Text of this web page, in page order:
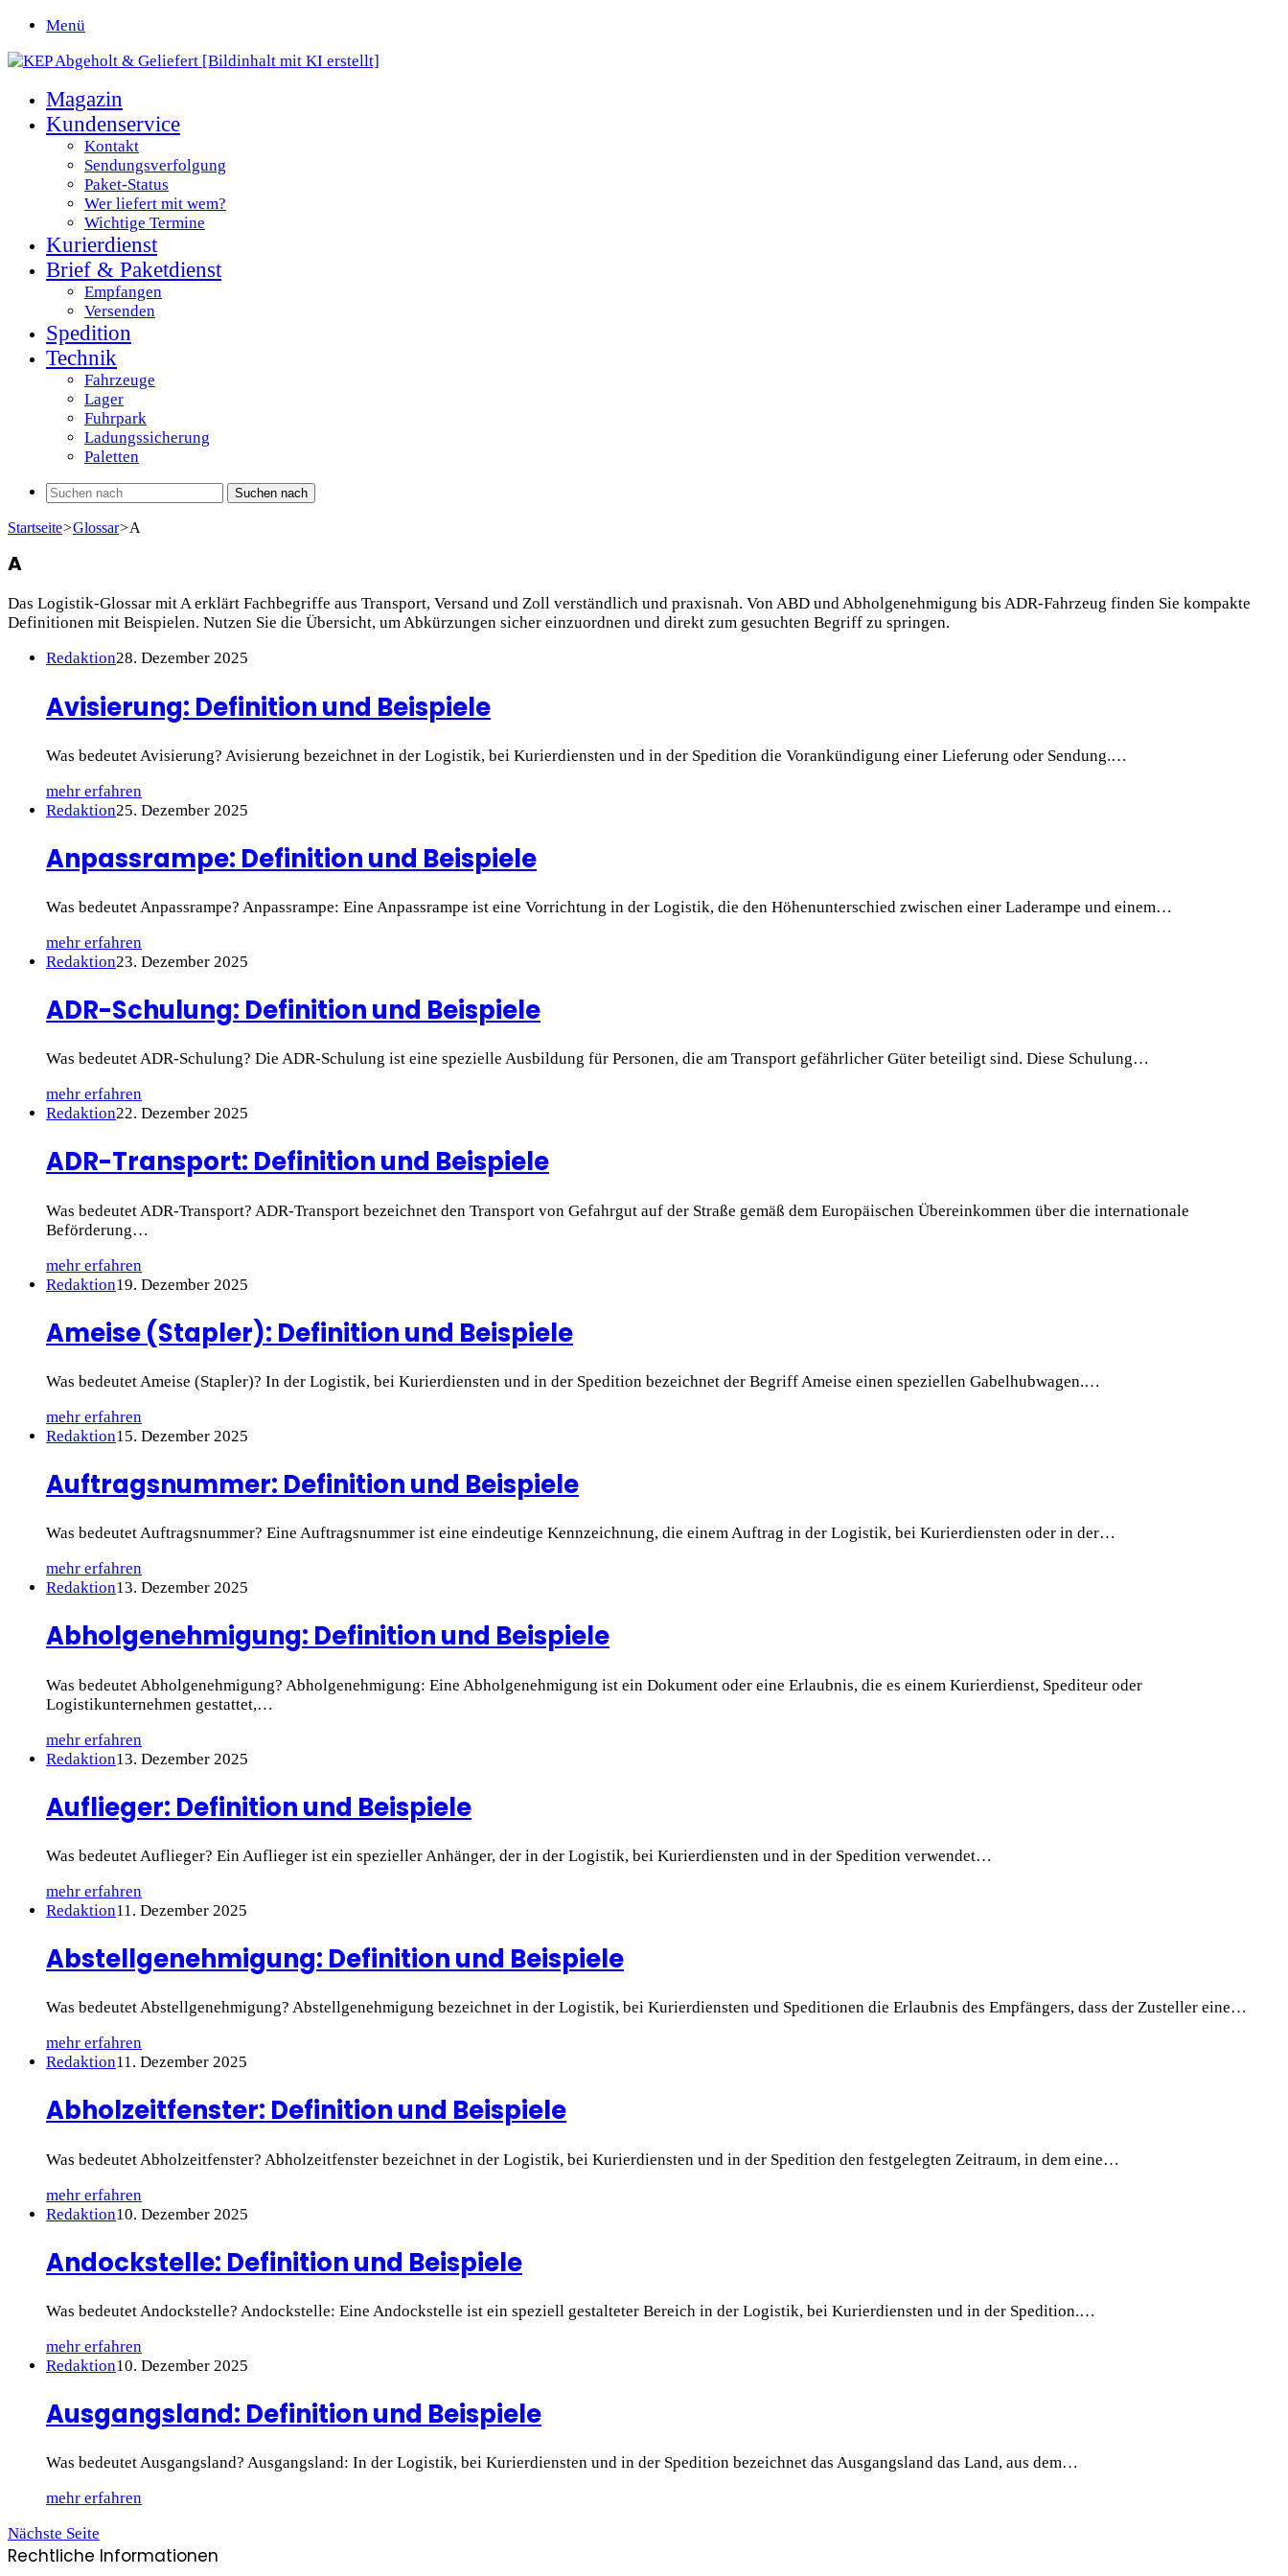
Menü
Magazin
Kundenservice
Kontakt
Sendungsverfolgung
Paket-Status
Wer liefert mit wem?
Wichtige Termine
Kurierdienst
Brief & Paketdienst
Empfangen
Versenden
Spedition
Technik
Fahrzeuge
Lager
Fuhrpark
Ladungssicherung
Paletten
Suchen nach
Startseite>Glossar>A
A
Das Logistik-Glossar mit A erklärt Fachbegriffe aus Transport, Versand und Zoll verständlich und praxisnah. Von ABD und Abholgenehmigung bis ADR-Fahrzeug finden Sie kompakte
Definitionen mit Beispielen. Nutzen Sie die Übersicht, um Abkürzungen sicher einzuordnen und direkt zum gesuchten Begriff zu springen.
Redaktion28. Dezember 2025
Avisierung: Definition und Beispiele
Was bedeutet Avisierung? Avisierung bezeichnet in der Logistik, bei Kurierdiensten und in der Spedition die Vorankündigung einer Lieferung oder Sendung.…
mehr erfahren
Redaktion25. Dezember 2025
Anpassrampe: Definition und Beispiele
Was bedeutet Anpassrampe? Anpassrampe: Eine Anpassrampe ist eine Vorrichtung in der Logistik, die den Höhenunterschied zwischen einer Laderampe und einem…
mehr erfahren
Redaktion23. Dezember 2025
ADR-Schulung: Definition und Beispiele
Was bedeutet ADR-Schulung? Die ADR-Schulung ist eine spezielle Ausbildung für Personen, die am Transport gefährlicher Güter beteiligt sind. Diese Schulung…
mehr erfahren
Redaktion22. Dezember 2025
ADR-Transport: Definition und Beispiele
Was bedeutet ADR-Transport? ADR-Transport bezeichnet den Transport von Gefahrgut auf der Straße gemäß dem Europäischen Übereinkommen über die internationale
Beförderung…
mehr erfahren
Redaktion19. Dezember 2025
Ameise (Stapler): Definition und Beispiele
Was bedeutet Ameise (Stapler)? In der Logistik, bei Kurierdiensten und in der Spedition bezeichnet der Begriff Ameise einen speziellen Gabelhubwagen.…
mehr erfahren
Redaktion15. Dezember 2025
Auftragsnummer: Definition und Beispiele
Was bedeutet Auftragsnummer? Eine Auftragsnummer ist eine eindeutige Kennzeichnung, die einem Auftrag in der Logistik, bei Kurierdiensten oder in der…
mehr erfahren
Redaktion13. Dezember 2025
Abholgenehmigung: Definition und Beispiele
Was bedeutet Abholgenehmigung? Abholgenehmigung: Eine Abholgenehmigung ist ein Dokument oder eine Erlaubnis, die es einem Kurierdienst, Spediteur oder
Logistikunternehmen gestattet,…
mehr erfahren
Redaktion13. Dezember 2025
Auflieger: Definition und Beispiele
Was bedeutet Auflieger? Ein Auflieger ist ein spezieller Anhänger, der in der Logistik, bei Kurierdiensten und in der Spedition verwendet…
mehr erfahren
Redaktion11. Dezember 2025
Abstellgenehmigung: Definition und Beispiele
Was bedeutet Abstellgenehmigung? Abstellgenehmigung bezeichnet in der Logistik, bei Kurierdiensten und Speditionen die Erlaubnis des Empfängers, dass der Zusteller eine…
mehr erfahren
Redaktion11. Dezember 2025
Abholzeitfenster: Definition und Beispiele
Was bedeutet Abholzeitfenster? Abholzeitfenster bezeichnet in der Logistik, bei Kurierdiensten und in der Spedition den festgelegten Zeitraum, in dem eine…
mehr erfahren
Redaktion10. Dezember 2025
Andockstelle: Definition und Beispiele
Was bedeutet Andockstelle? Andockstelle: Eine Andockstelle ist ein speziell gestalteter Bereich in der Logistik, bei Kurierdiensten und in der Spedition.…
mehr erfahren
Redaktion10. Dezember 2025
Ausgangsland: Definition und Beispiele
Was bedeutet Ausgangsland? Ausgangsland: In der Logistik, bei Kurierdiensten und in der Spedition bezeichnet das Ausgangsland das Land, aus dem…
mehr erfahren
Nächste Seite
Rechtliche Informationen